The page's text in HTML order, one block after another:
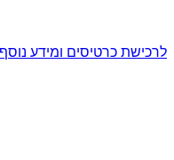
לרכישת כרטיסים ומידע